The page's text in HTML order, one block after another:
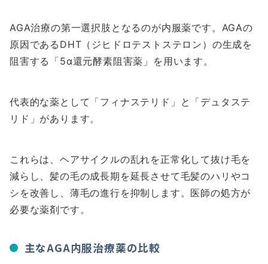
AGA治療の第一選択肢となるのが内服薬です。AGAの
原因であるDHT（ジヒドロテストステロン）の生成を
阻害する「5α還元酵素阻害薬」を用います。
代表的な薬として「フィナステリド」と「デュタステ
リド」があります。
これらは、ヘアサイクルの乱れを正常化して抜け毛を
減らし、髪の毛の成長期を延長させて毛髪のハリやコ
シを改善し、薄毛の進行を抑制します。医師の処方が
必要な薬剤です。
主なAGA内服治療薬の比較